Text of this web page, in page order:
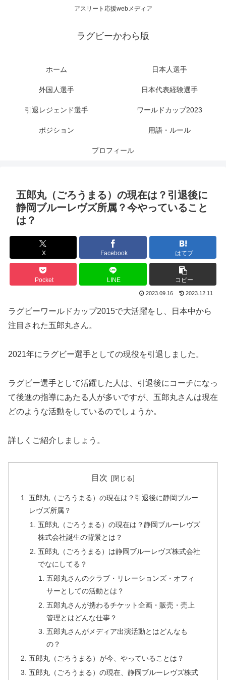
アスリート応援webメディア
ラグビーかわら版
ホーム 日本人選手
外国人選手 日本代表経験選手
引退レジェンド選手 ワールドカップ2023
ポジション 用語・ルール
プロフィール
五郎丸（ごろうまる）の現在は？引退後に
静岡ブルーレヴズ所属？今やっていること
は？
X Facebook はてブ
Pocket LINE コピー
2023.09.16 2023.12.11
ラグビーワールドカップ2015で大活躍をし、日本中から
注目された五郎丸さん。
2021年にラグビー選手としての現役を引退しました。
ラグビー選手として活躍した人は、引退後にコーチになっ
て後進の指導にあたる人が多いですが、五郎丸さんは現在
どのような活動をしているのでしょうか。
詳しくご紹介しましょう。
目次
五郎丸（ごろうまる）の現在は？引退後に静岡ブルー
レヴズ所属？
五郎丸（ごろうまる）の現在は？静岡ブルーレヴズ
株式会社誕生の背景とは？
五郎丸（ごろうまる）は静岡ブルーレヴズ株式会社
でなにしてる？
五郎丸さんのクラブ・リレーションズ・オフィ
サーとしての活動とは？
五郎丸さんが携わるチケット企画・販売・売上
管理とはどんな仕事？
五郎丸さんがメディア出演活動とはどんなも
の？
五郎丸（ごろうまる）が今、やっていることは？
五郎丸（ごろうまる）の現在、静岡ブルーレヴズ株式